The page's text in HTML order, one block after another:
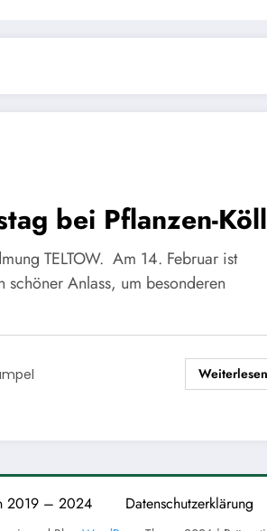
bei Pflanzen-
TELTOW. Am 14. Februar ist
schöner Anlass, um besonderen
Weiterlesen
2019 – 2024 Datenschutzerklärung